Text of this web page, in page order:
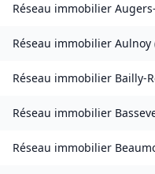
Réseau immobilier
Réseau immobilier Aulnoy
Réseau immobilier Bailly-
Réseau immobilier
Réseau immobilier